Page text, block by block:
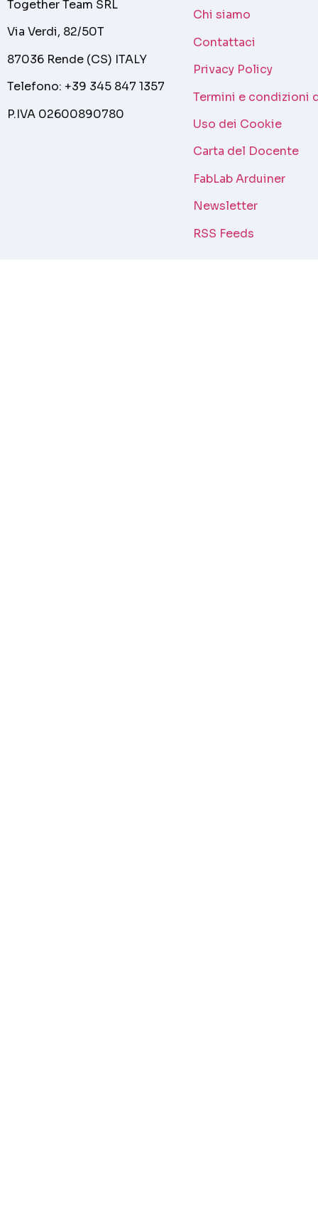
Together Team SRL
Via Verdi, 82/50T
87036 Rende (CS) ITALY
Telefono: +39 345 847 1357
P.IVA 02600890780
Chi siamo
Contattaci
Privacy Policy
Termini e condizioni
Uso dei Cookie
Carta del Docente
FabLab Arduiner
Newsletter
RSS Feeds